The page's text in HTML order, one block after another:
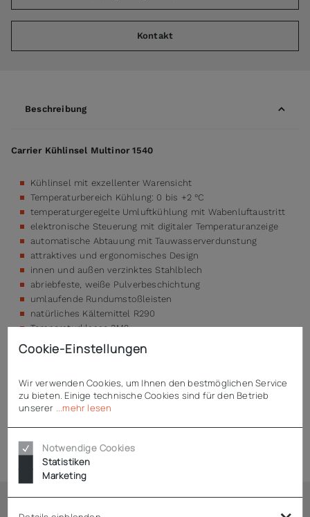
Kontakt
Beschreibung
Carrier Kühlinsel Multinor 1540
Kühlinsel mit exzellenter Warensicht
Temperaturbereich Kühlung: 0 bis +2 °C
temperaturgeregelte Umluftkühlung mit Wabenluftaustritt
elektronische Steuerung mit digitaler Temperaturanzeige
automatische Abtauung mit Tauwasserverdunstung
attraktives und ergonomisches Design
innen und außen verzinktes Stahlblech
abriebfeste, weiße Pulverbeschichtung
umlaufende Rundumstoßleisten
natürliches Kältemittel R290
Temperaturklasse 3M2
Technische Daten
Downloads
Cookie-Einstellungen
Wir verwenden Cookies, um Ihnen den bestmöglichen Service
zu bieten. Einige technische Cookies sind für den Betrieb
unserer ...mehr lesen
Notwendige Cookies
Statistiken
Marketing